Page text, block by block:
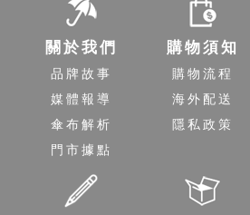
關於我們
品牌故事
媒體報導
傘布解析
門市據點
購物須知
購物流程
海外配送
隱私政策